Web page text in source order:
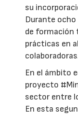
su
Durante
de formación
prácticas en
En el ámbito
proyecto
sector entre
En esta